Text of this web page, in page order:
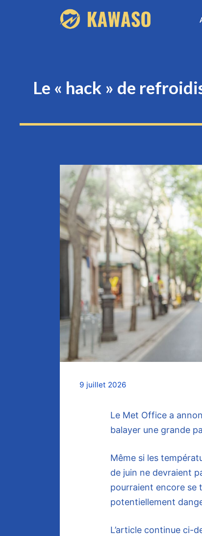
Le « hack » de
9 juillet 2026
Le Met Office a
balayer une grande
Même si les
de juin ne devraient
pourraient encore se
potentiellement
L’article continue ci-